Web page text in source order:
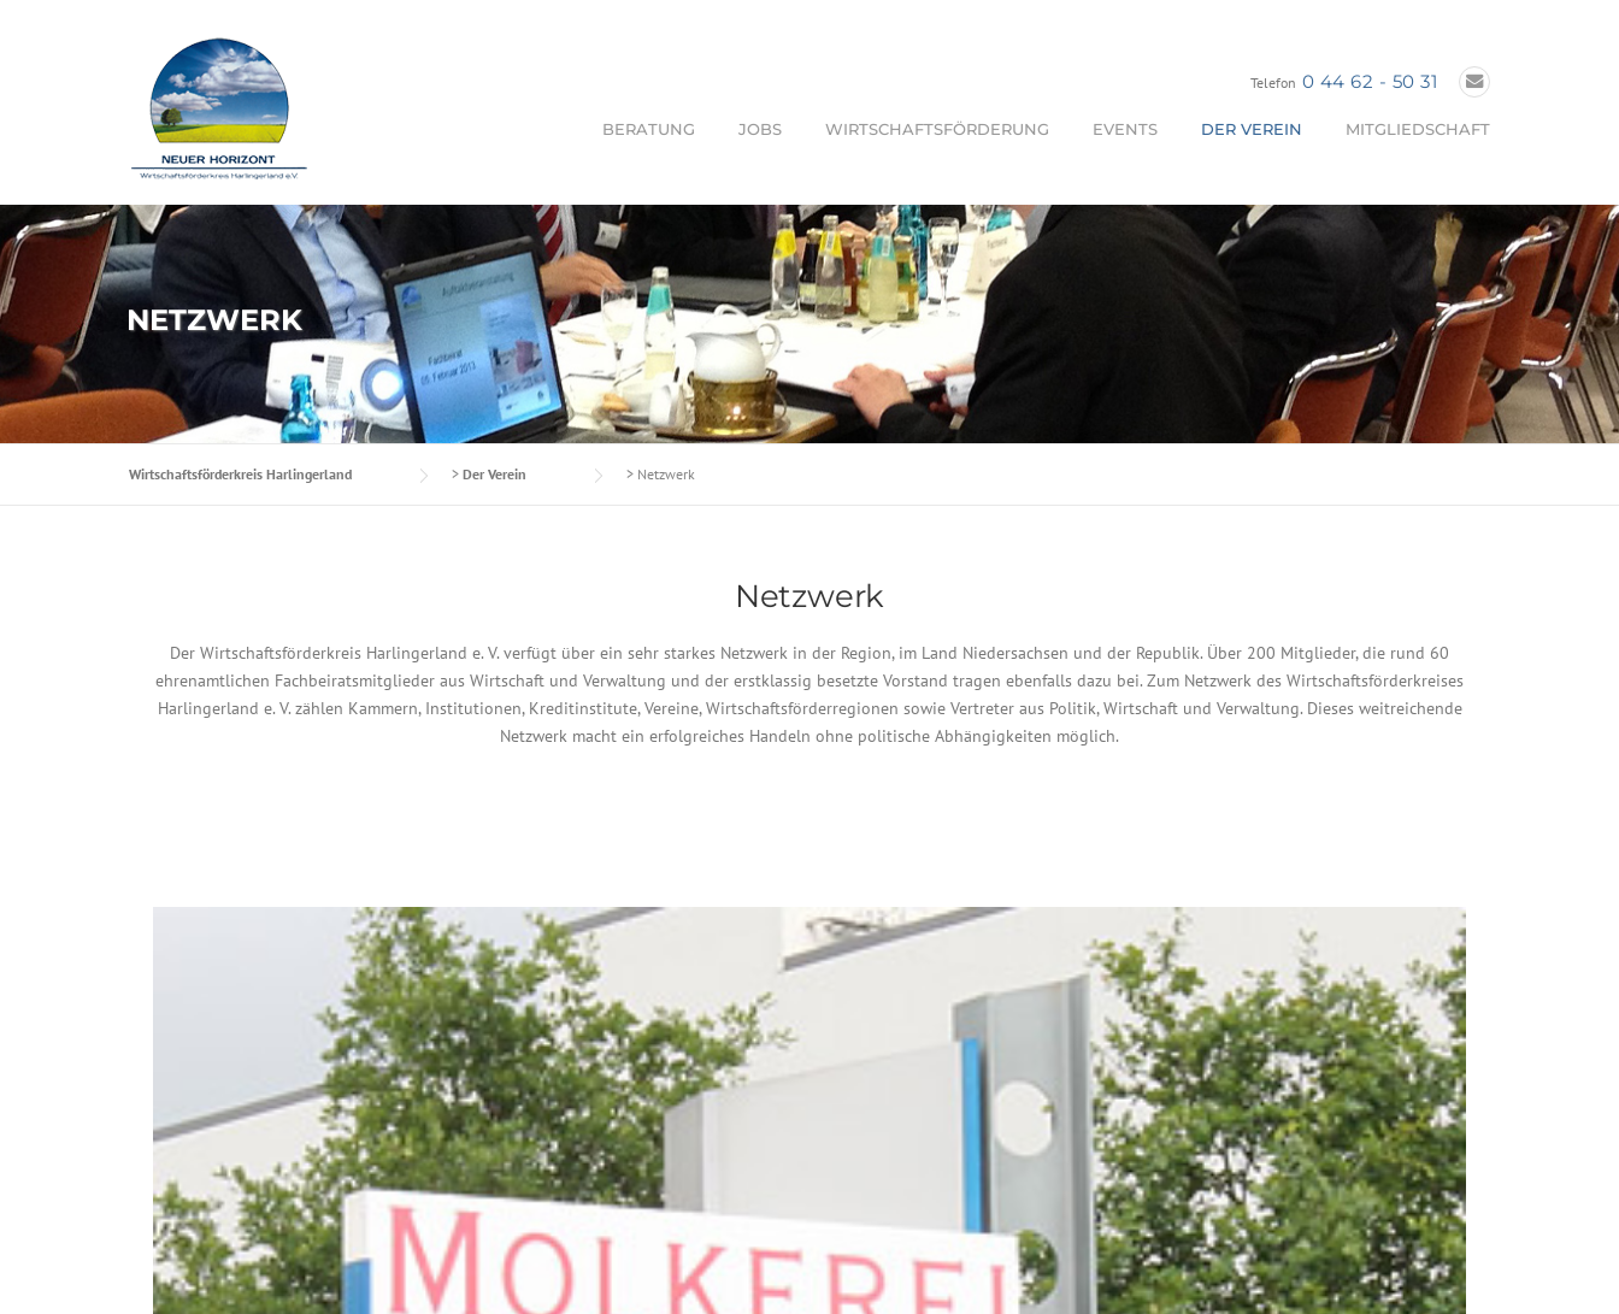
Telefon 0 44 62 - 50 31
BERATUNG JOBS WIRTSCHAFTSFÖRDERUNG EVENTS DER VEREIN MITGLIEDSCHAFT
NETZWERK
Wirtschaftsförderkreis Harlingerland > Der Verein > Netzwerk
Netzwerk
Der Wirtschaftsförderkreis Harlingerland e. V. verfügt über ein sehr starkes Netzwerk in der Region, im Land Niedersachsen und der Republik. Über 200 Mitglieder, die rund 60
ehrenamtlichen Fachbeiratsmitglieder aus Wirtschaft und Verwaltung und der erstklassig besetzte Vorstand tragen ebenfalls dazu bei. Zum Netzwerk des Wirtschaftsförderkreises
Harlingerland e. V. zählen Kammern, Institutionen, Kreditinstitute, Vereine, Wirtschaftsförderregionen sowie Vertreter aus Politik, Wirtschaft und Verwaltung. Dieses weitreichende
Netzwerk macht ein erfolgreiches Handeln ohne politische Abhängigkeiten möglich.